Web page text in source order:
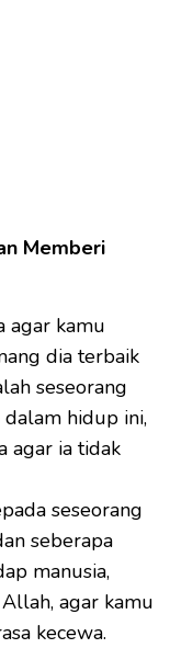
Memberi
agar kamu
dia terbaik
seseorang
hidup ini,
agar ia tidak
seseorang
seberapa
manusia,
agar kamu
kecewa.